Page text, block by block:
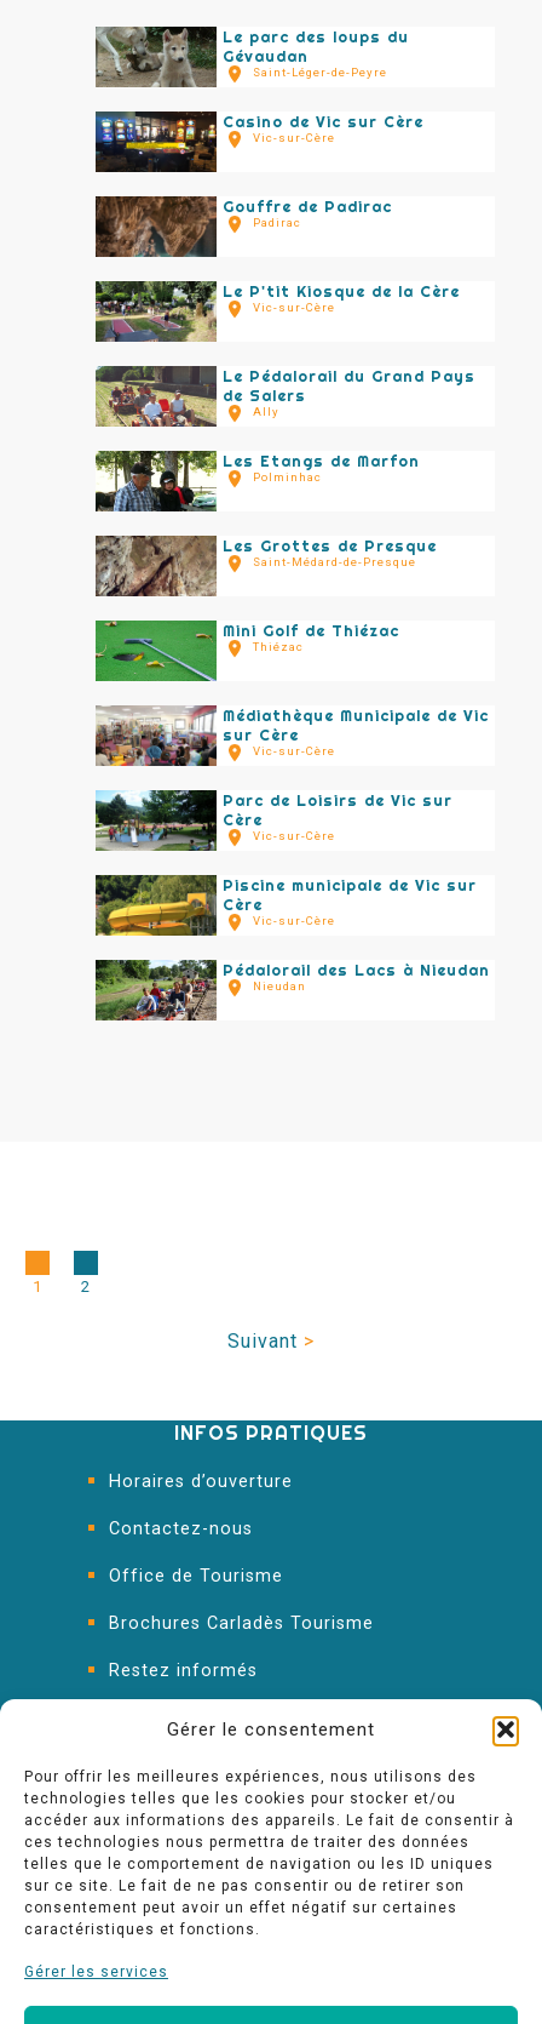
Gérer le consentement
Pour offrir les meilleures expériences, nous utilisons des
technologies telles que les cookies pour stocker et/ou
accéder aux informations des appareils. Le fait de consentir à
ces technologies nous permettra de traiter des données
telles que le comportement de navigation ou les ID uniques
sur ce site. Le fait de ne pas consentir ou de retirer son
consentement peut avoir un effet négatif sur certaines
caractéristiques et fonctions.
Gérer les services
Le parc des loups du
Gévaudan
Saint-Léger-de-Peyre
Casino de Vic sur Cère
Vic-sur-Cère
Gouffre de Padirac
Padirac
Le P'tit Kiosque de la Cère
Vic-sur-Cère
Le Pédalorail du Grand Pays
de Salers
Ally
Les Etangs de Marfon
Polminhac
Les Grottes de Presque
Saint-Médard-de-Presque
Mini Golf de Thiézac
Thiézac
Médiathèque Municipale de Vic
sur Cère
Vic-sur-Cère
Parc de Loisirs de Vic sur
Cère
Vic-sur-Cère
Piscine municipale de Vic sur
Cère
Vic-sur-Cère
Pédalorail des Lacs à Nieudan
Nieudan
1 2
Suivant >
INFOS PRATIQUES
Horaires d’ouverture
Contactez-nous
Office de Tourisme
Brochures Carladès Tourisme
Restez informés
FAQ : les réponses à vos questions